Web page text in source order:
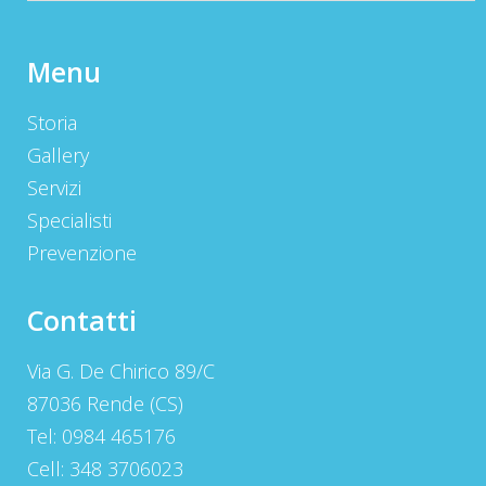
Menu
Storia
Gallery
Servizi
Specialisti
Prevenzione
Contatti
Via G. De Chirico 89/C
87036 Rende (CS)
Tel: 0984 465176
Cell: 348 3706023